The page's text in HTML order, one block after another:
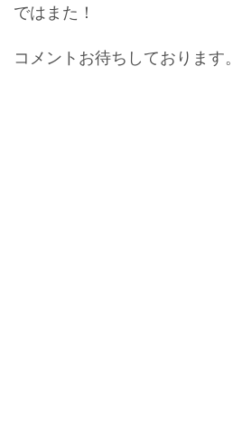
ではまた！
コメントお待ちしております。